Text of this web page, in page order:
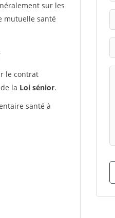
sur les
mutuelle santé
le contrat
la Loi sénior.
santé à